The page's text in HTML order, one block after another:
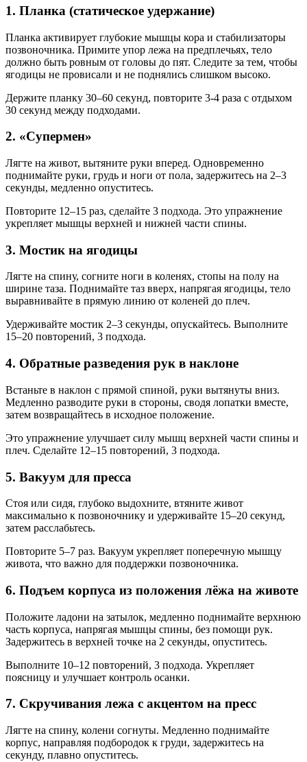
1. Планка (статическое удержание)
Планка активирует глубокие мышцы кора и стабилизаторы
позвоночника. Примите упор лежа на предплечьях, тело
должно быть ровным от головы до пят. Следите за тем, чтобы
ягодицы не провисали и не поднялись слишком высоко.
Держите планку 30–60 секунд, повторите 3-4 раза с отдыхом
30 секунд между подходами.
2. «Супермен»
Лягте на живот, вытяните руки вперед. Одновременно
поднимайте руки, грудь и ноги от пола, задержитесь на 2–3
секунды, медленно опуститесь.
Повторите 12–15 раз, сделайте 3 подхода. Это упражнение
укрепляет мышцы верхней и нижней части спины.
3. Мостик на ягодицы
Лягте на спину, согните ноги в коленях, стопы на полу на
ширине таза. Поднимайте таз вверх, напрягая ягодицы, тело
выравнивайте в прямую линию от коленей до плеч.
Удерживайте мостик 2–3 секунды, опускайтесь. Выполните
15–20 повторений, 3 подхода.
4. Обратные разведения рук в наклоне
Встаньте в наклон с прямой спиной, руки вытянуты вниз.
Медленно разводите руки в стороны, сводя лопатки вместе,
затем возвращайтесь в исходное положение.
Это упражнение улучшает силу мышц верхней части спины и
плеч. Сделайте 12–15 повторений, 3 подхода.
5. Вакуум для пресса
Стоя или сидя, глубоко выдохните, втяните живот
максимально к позвоночнику и удерживайте 15–20 секунд,
затем расслабьтесь.
Повторите 5–7 раз. Вакуум укрепляет поперечную мышцу
живота, что важно для поддержки позвоночника.
6. Подъем корпуса из положения лёжа на животе
Положите ладони на затылок, медленно поднимайте верхнюю
часть корпуса, напрягая мышцы спины, без помощи рук.
Задержитесь в верхней точке на 2 секунды, опуститесь.
Выполните 10–12 повторений, 3 подхода. Укрепляет
поясницу и улучшает контроль осанки.
7. Скручивания лежа с акцентом на пресс
Лягте на спину, колени согнуты. Медленно поднимайте
корпус, направляя подбородок к груди, задержитесь на
секунду, плавно опуститесь.